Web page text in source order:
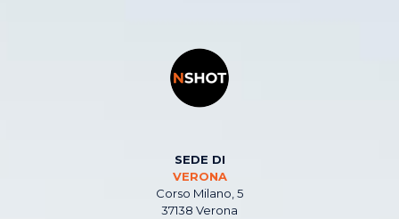
SEDE DI
VERONA
Corso Milano, 5
37138 Verona